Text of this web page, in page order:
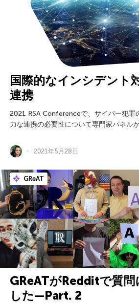
国際的なインシデント
連携
2021 RSA Conferenceで、サイバー犯罪
力な連携の必要性について専門家パネル
2021年5月28日
GReAT
GReATがRedditで質問
した—Part. 2